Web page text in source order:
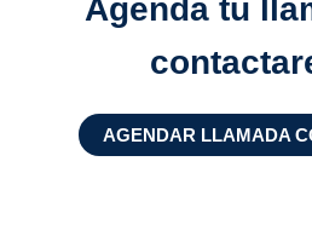
Agenda tu
AGENDAR LLAMADA